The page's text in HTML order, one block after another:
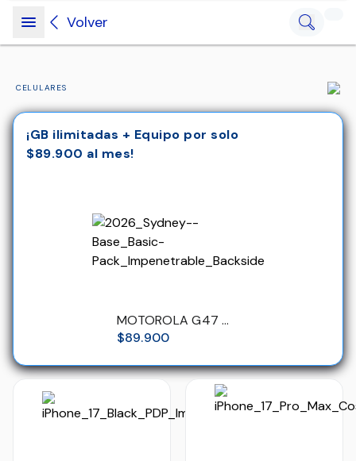
Volver
CELULARES
¡GB ilimitadas + Equipo por solo
$89.900 al mes!
MOTOROLA G47 5G 4/256GB FULL-EQUIPO
$89.900